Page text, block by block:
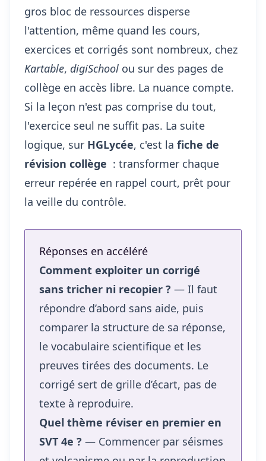
gros bloc de ressources disperse
l'attention, même quand les cours,
exercices et corrigés sont nombreux, chez
Kartable, digiSchool ou sur des pages de
collège en accès libre. La nuance compte.
Si la leçon n'est pas comprise du tout,
l'exercice seul ne suffit pas. La suite
logique, sur HGLycée, c'est la fiche de
révision collège : transformer chaque
erreur repérée en rappel court, prêt pour
la veille du contrôle.
Réponses en accéléré
Comment exploiter un corrigé
sans tricher ni recopier ? — Il faut
répondre d’abord sans aide, puis
comparer la structure de sa réponse,
le vocabulaire scientifique et les
preuves tirées des documents. Le
corrigé sert de grille d’écart, pas de
texte à reproduire.
Quel thème réviser en premier en
SVT 4e ? — Commencer par séismes